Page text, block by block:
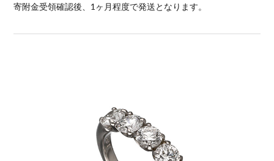
寄附金受領確認後、1ヶ月程度で発送となります。